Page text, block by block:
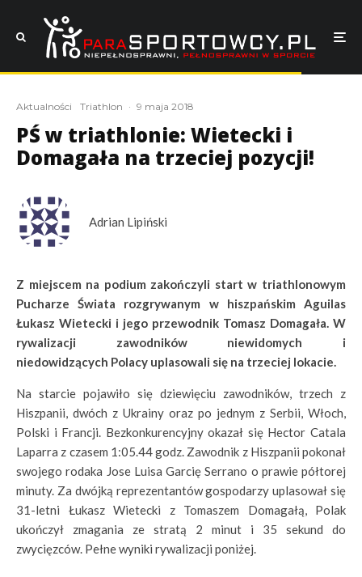
Aktualności Triathlon · 9 maja 2018
PŚ w triathlonie: Wietecki i
Domagała na trzeciej pozycji!
Adrian Lipiński
Z miejscem na podium zakończyli start w triathlonowym
Pucharze Świata rozgrywanym w hiszpańskim Aguilas
Łukasz Wietecki i jego przewodnik Tomasz Domagała. W
rywalizacji zawodników niewidomych i
niedowidzących Polacy uplasowali się na trzeciej lokacie.
Na starcie pojawiło się dziewięciu zawodników, trzech z
Hiszpanii, dwóch z Ukrainy oraz po jednym z Serbii, Włoch,
Polski i Francji. Bezkonkurencyjny okazał się Hector Catala
Laparra z czasem 1:05.44 godz. Zawodnik z Hiszpanii pokonał
swojego rodaka Jose Luisa Garcię Serrano o prawie półtorej
minuty. Za dwójką reprezentantów gospodarzy uplasował się
31-letni Łukasz Wietecki z Tomaszem Domagałą, Polak
ukończył zmagania ze stratą 2 minut i 35 sekund do
zwycięzców. Pełne wyniki rywalizacji poniżej.